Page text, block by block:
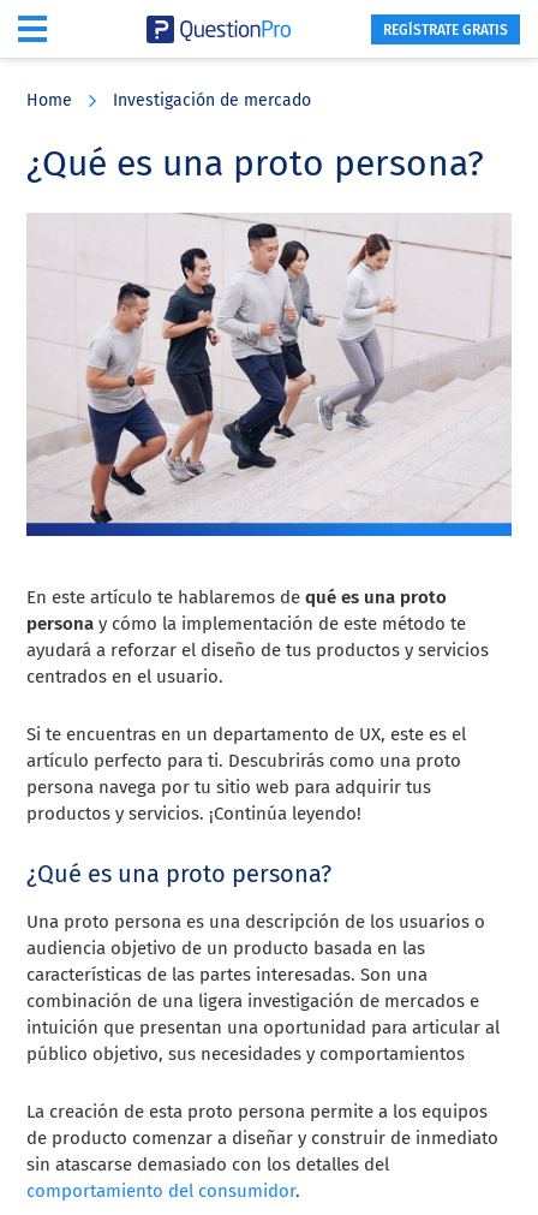
content
sidebar
REGÍSTRATE GRATIS
Home Investigación de mercado
¿Qué es una proto persona?
En este artículo te hablaremos dequé es una proto
persona y cómo la implementación de este método te
ayudará a reforzar el diseño de tus productos y servicios
centrados en el usuario.
Si te encuentras en un departamento de UX, este es el
artículo perfecto para ti. Descubrirás como una proto
persona navega por tu sitio web para adquirir tus
productos y servicios. ¡Continúa leyendo!
¿Qué es una proto persona?
Una proto persona es una descripción de los usuarios o
audiencia objetivo de un producto basada en las
características de las partes interesadas. Son una
combinación de una ligera investigación de mercados e
intuición que presentan una oportunidad para articular al
público objetivo, sus necesidades y comportamientos
La creación de esta proto persona permite a los equipos
de producto comenzar a diseñar y construir de inmediato
sin atascarse demasiado con los detalles del
comportamiento del consumidor.